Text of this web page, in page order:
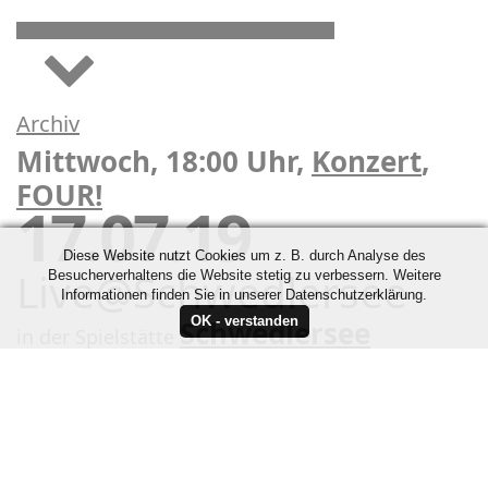
Archiv
Mittwoch, 18:00 Uhr, Konzert,
FOUR!
17.07.19
Live@Schwedlersee
Schwedlersee
Diese Website nutzt Cookies um z. B. durch Analyse des
Besucherverhaltens die Website stetig zu verbessern. Weitere
Informationen finden Sie in unserer Datenschutzerklärung.